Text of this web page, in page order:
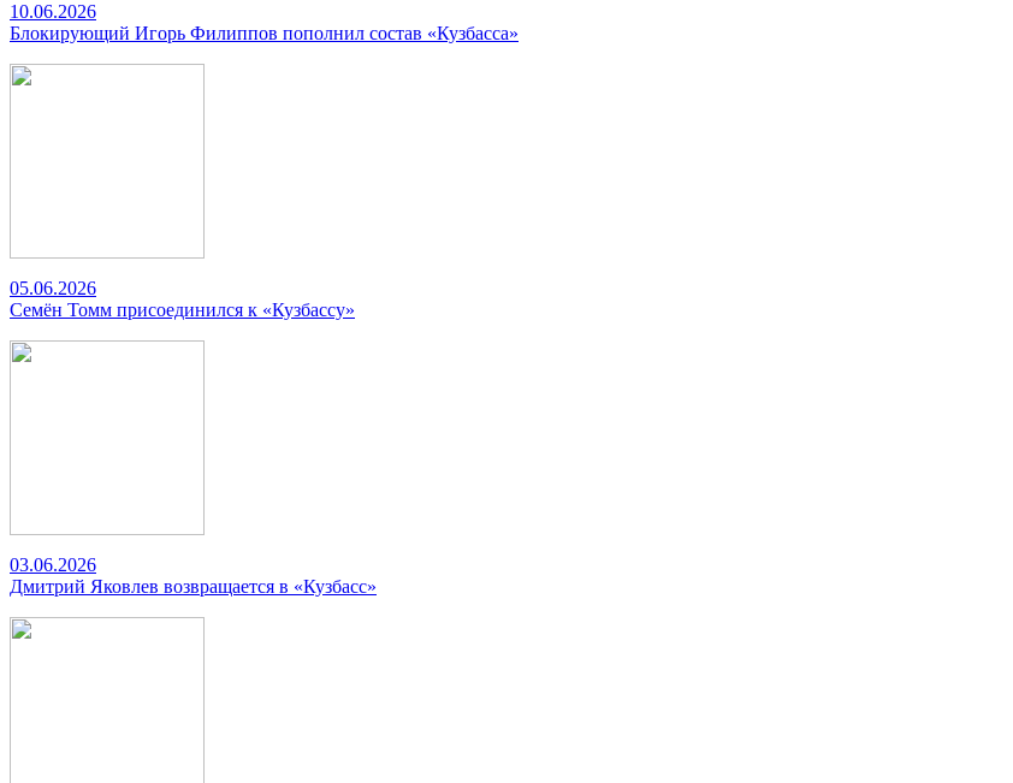
10.06.2026
Блокирующий Игорь Филиппов пополнил состав «Кузбасса»
05.06.2026
Семён Томм присоединился к «Кузбассу»
03.06.2026
Дмитрий Яковлев возвращается в «Кузбасс»